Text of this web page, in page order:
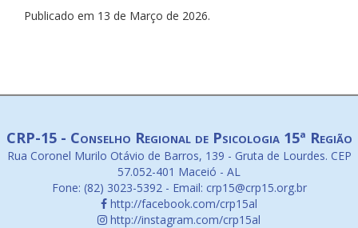
Publicado em 13 de Março de 2026.
CRP-15 - Conselho Regional de Psicologia 15ª Região
Rua Coronel Murilo Otávio de Barros, 139 - Gruta de Lourdes. CEP
57.052-401 Maceió - AL
Fone: (82) 3023-5392 - Email: crp15@crp15.org.br
http://facebook.com/crp15al
http://instagram.com/crp15al